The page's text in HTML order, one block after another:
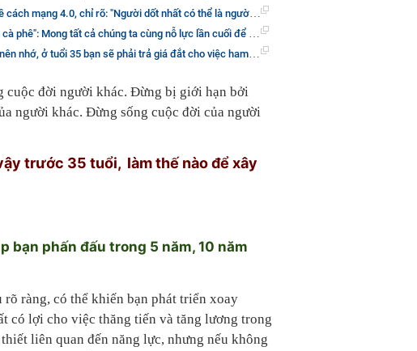
4.0, chỉ rõ: "Người dốt nhất có thể là người giỏi nhất, nếu..."
chúng ta cùng nỗ lực lần cuối để sớm kết thúc tất cả những khổ đau, tranh chấp
ở tuổi 35 bạn sẽ phải trả giá đắt cho việc ham chơi ấy
cuộc đời người khác. Đừng bị giới hạn bởi
người khác. Đừng sống cuộc đời của người
trước 35 tuổi, làm thế nào để xây
bạn phấn đấu trong 5 năm, 10 năm
ràng, có thể khiến bạn phát triển xoay
có lợi cho việc thăng tiến và tăng lương trong
liên quan đến năng lực, nhưng nếu không